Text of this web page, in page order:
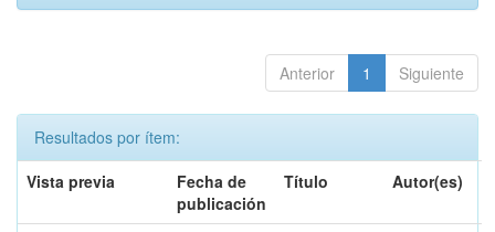
Anterior 1 Siguiente
Resultados por ítem:
Vista previa
Fecha de
publicación
Título Autor(es)